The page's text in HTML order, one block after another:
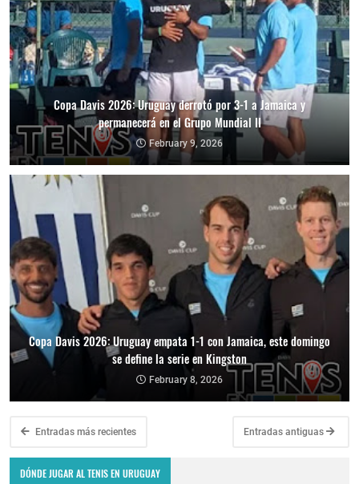
Copa Davis 2026: Uruguay derrotó por 3-1 a Jamaica y
permanecerá en el Grupo Mundial II
February 9, 2026
Copa Davis 2026: Uruguay empata 1-1 con Jamaica, este domingo
se define la serie en Kingston
February 8, 2026
Entradas más recientes Entradas antiguas
DÓNDE JUGAR AL TENIS EN URUGUAY